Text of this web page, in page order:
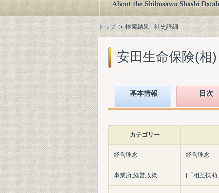
トップ 検索結果 - 社史詳細
安田生命保険(相
基本情報 目次
カテゴリー
経営理念 経営理念
事業所;経営政策 [「相互扶